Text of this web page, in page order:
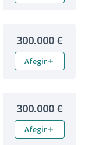
300.000 €
Afegir
300.000 €
Afegir